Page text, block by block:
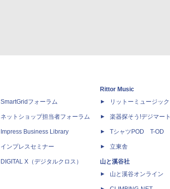
SmartGridフォーラム
ネットショップ担当者フォーラム
Impress Business Library
インプレスセミナー
DIGITAL X（デジタルクロス）
Rittor Music
リットーミュージック
楽器探そう!デジマート
TシャツPOD T-OD
立東舎
山と溪谷社
山と溪谷オンライン